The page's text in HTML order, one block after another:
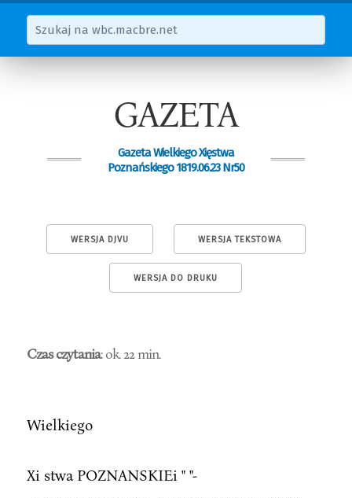
GAZETA
Gazeta Wielkiego Xięstwa
Poznańskiego 1819.06.23 Nr50
WERSJA DJVU WERSJA TEKSTOWA
WERSJA DO DRUKU
Czas czytania: ok. 22 min.
Wielkiego
Xi stwa POZNANSKIEi " "-